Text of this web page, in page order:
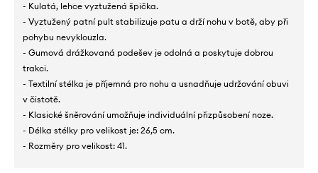
- Kulatá, lehce vyztužená špička.
- Vyztužený patní pult stabilizuje patu a drží nohu v botě, aby při
pohybu nevyklouzla.
- Gumová drážkovaná podešev je odolná a poskytuje dobrou
trakci.
- Textilní stélka je příjemná pro nohu a usnadňuje udržování obuvi
v čistotě.
- Klasické šněrování umožňuje individuální přizpůsobení noze.
- Délka stélky pro velikost je: 26,5 cm.
- Rozměry pro velikost: 41.